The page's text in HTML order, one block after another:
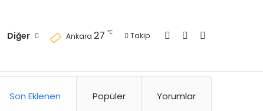
Diğer Ankara 27 ℃ Takip Kayıt OlKenar Bölmesi
Son Eklenen Popüler Yorumlar